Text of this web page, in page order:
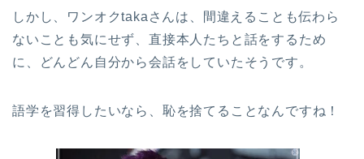
しかし、ワンオクtakaさんは、間違えることも伝わら
ないことも気にせず、直接本人たちと話をするため
に、どんどん自分から会話をしていたそうです。
語学を習得したいなら、恥を捨てることなんですね！